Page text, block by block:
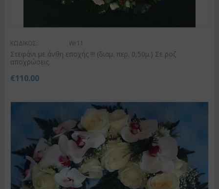
ΚΩΔΙΚΟΣ: Wr11
Στεφάνι με άνθη εποχής !!! (διαμ. περ. 0,50μ.) Σε ροζ
αποχρώσεις.
€110.00